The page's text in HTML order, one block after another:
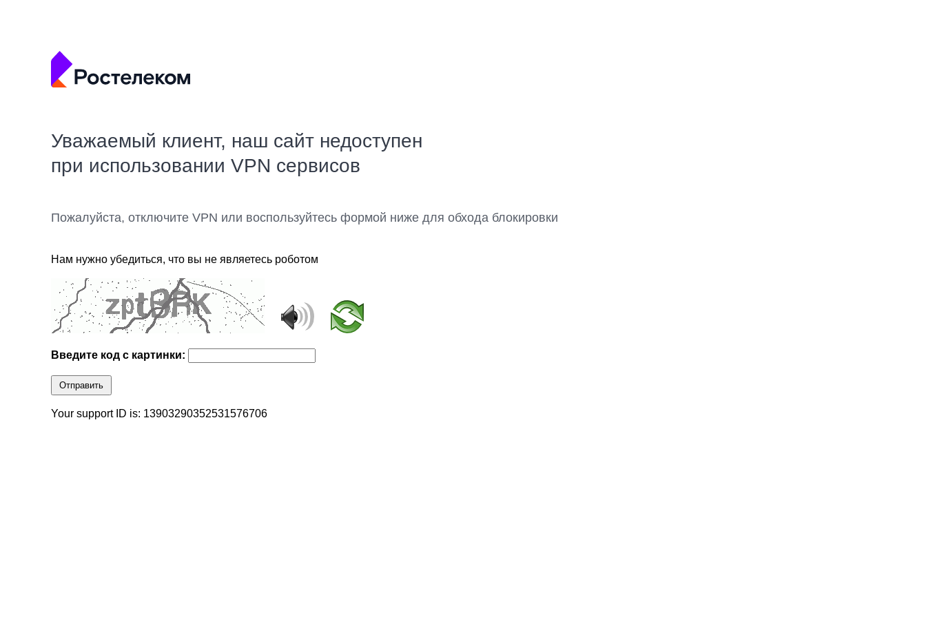
Уважаемый клиент, наш сайт недоступен
при использовании VPN сервисов
Пожалуйста, отключите VPN или воспользуйтесь формой ниже для обхода блокировки
Нам нужно убедиться, что вы не являетесь роботом
Введите код с картинки:
Отправить
Your support ID is: 13903290352531576706